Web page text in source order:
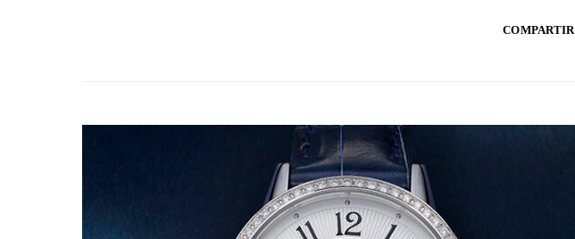
COMPARTIR